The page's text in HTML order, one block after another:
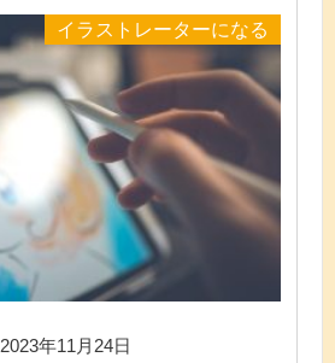
イラストレーターになる
2023年11月24日